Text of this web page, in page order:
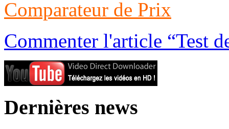
Comparateur de Prix
Commenter l'article “Test
Dernières news